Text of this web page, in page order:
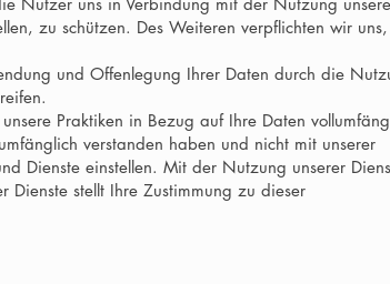
zu schützen. Des Weiteren verpflichten wir
und Offenlegung Ihrer Daten durch die
Praktiken in Bezug auf Ihre Daten
verstanden haben und nicht mit unserer
Dienste einstellen. Mit der Nutzung unserer
stellt Ihre Zustimmung zu dieser